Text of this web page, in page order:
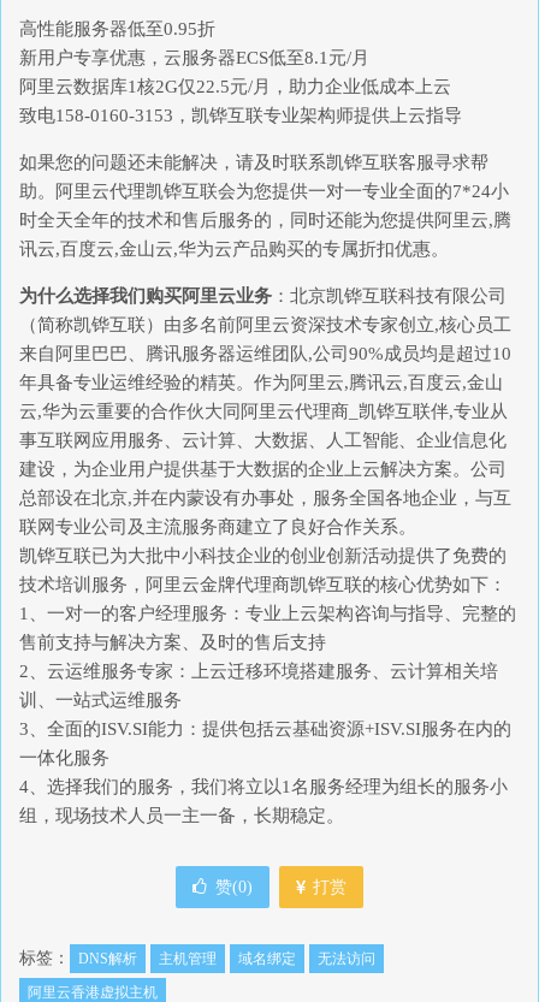
高性能服务器低至0.95折
新用户专享优惠，云服务器ECS低至8.1元/月
阿里云数据库1核2G仅22.5元/月，助力企业低成本上云
致电158-0160-3153，凯铧互联专业架构师提供上云指导
如果您的问题还未能解决，请及时联系凯铧互联客服寻求帮
助。阿里云代理凯铧互联会为您提供一对一专业全面的7*24小
时全天全年的技术和售后服务的，同时还能为您提供阿里云,腾
讯云,百度云,金山云,华为云产品购买的专属折扣优惠。
为什么选择我们购买阿里云业务 ：北京凯铧互联科技有限公司
（简称凯铧互联）由多名前阿里云资深技术专家创立,核心员工
来自阿里巴巴、腾讯服务器运维团队,公司90%成员均是超过10
年具备专业运维经验的精英。作为阿里云,腾讯云,百度云,金山
云,华为云重要的合作伙大同阿里云代理商_凯铧互联伴,专业从
事互联网应用服务、云计算、大数据、人工智能、企业信息化
建设，为企业用户提供基于大数据的企业上云解决方案。公司
总部设在北京,并在内蒙设有办事处，服务全国各地企业，与互
联网专业公司及主流服务商建立了良好合作关系。
凯铧互联已为大批中小科技企业的创业创新活动提供了免费的
技术培训服务，阿里云金牌代理商凯铧互联的核心优势如下：
1、一对一的客户经理服务：专业上云架构咨询与指导、完整的
售前支持与解决方案、及时的售后支持
2、云运维服务专家：上云迁移环境搭建服务、云计算相关培
训、一站式运维服务
3、全面的ISV.SI能力：提供包括云基础资源+ISV.SI服务在内的
一体化服务
4、选择我们的服务，我们将立以1名服务经理为组长的服务小
组，现场技术人员一主一备，长期稳定。
赞(0) 打赏
标签： DNS解析 主机管理 域名绑定
无法访问
阿里云香港虚拟主机